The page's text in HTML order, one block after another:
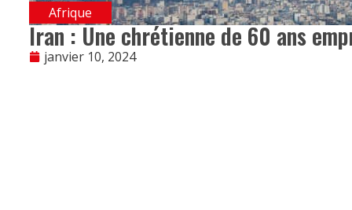
Afrique
Iran : Une chrétienne de 60 ans
janvier 10, 2024